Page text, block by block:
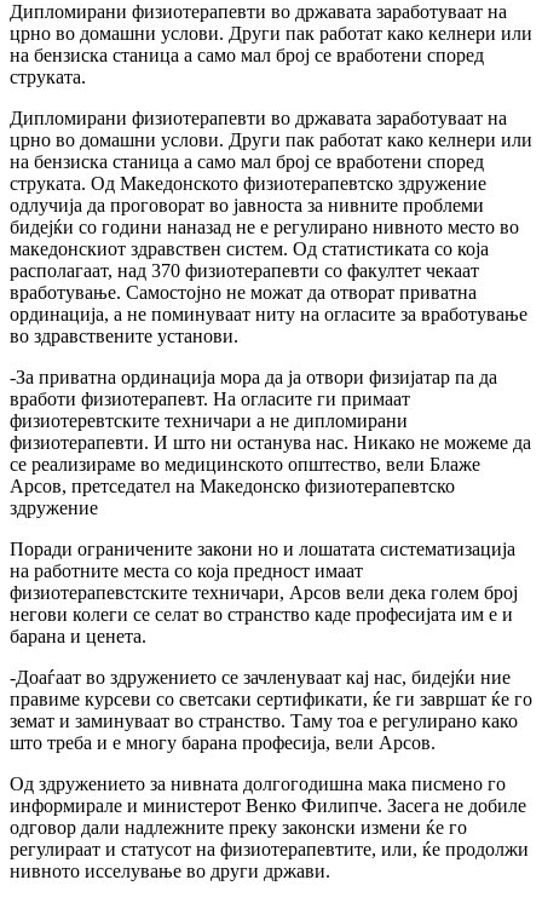
Дипломирани физиотерапевти во државата заработуваат на
црно во домашни услови. Други пак работат како келнери или
на бензиска станица а само мал број се вработени според
струката.
Дипломирани физиотерапевти во државата заработуваат на
црно во домашни услови. Други пак работат како келнери или
на бензиска станица а само мал број се вработени според
струката. Од Македонското физиотерапевтско здружение
одлучија да проговорат во јавноста за нивните проблеми
бидејќи со години наназад не е регулирано нивното место во
македонскиот здравствен систем. Од статистиката со која
располагаат, над 370 физиотерапевти со факултет чекаат
вработување. Самостојно не можат да отворат приватна
ординација, а не поминуваат ниту на огласите за вработување
во здравствените установи.
-За приватна ординација мора да ја отвори физијатар па да
вработи физиотерапевт. На огласите ги примаат
физиотеревтските техничари а не дипломирани
физиотерапевти. И што ни останува нас. Никако не можеме да
се реализираме во медицинското општество, вели Блаже
Арсов, претседател на Македонско физиотерапевтско
здружение
Поради ограничените закони но и лошатата систематизација
на работните места со која предност имаат
физиотерапевстските техничари, Арсов вели дека голем број
негови колеги се селат во странство каде професијата им е и
барана и ценета.
-Доаѓаат во здружението се зачленуваат кај нас, бидејќи ние
правиме курсеви со светсаки сертификати, ќе ги завршат ќе го
земат и заминуваат во странство. Таму тоа е регулирано како
што треба и е многу барана професија, вели Арсов.
Од здружението за нивната долгогодишна мака писмено го
информирале и министерот Венко Филипче. Засега не добиле
одговор дали надлежните преку законски измени ќе го
регулираат и статусот на физиотерапевтите, или, ќе продолжи
нивното исселување во други држави.